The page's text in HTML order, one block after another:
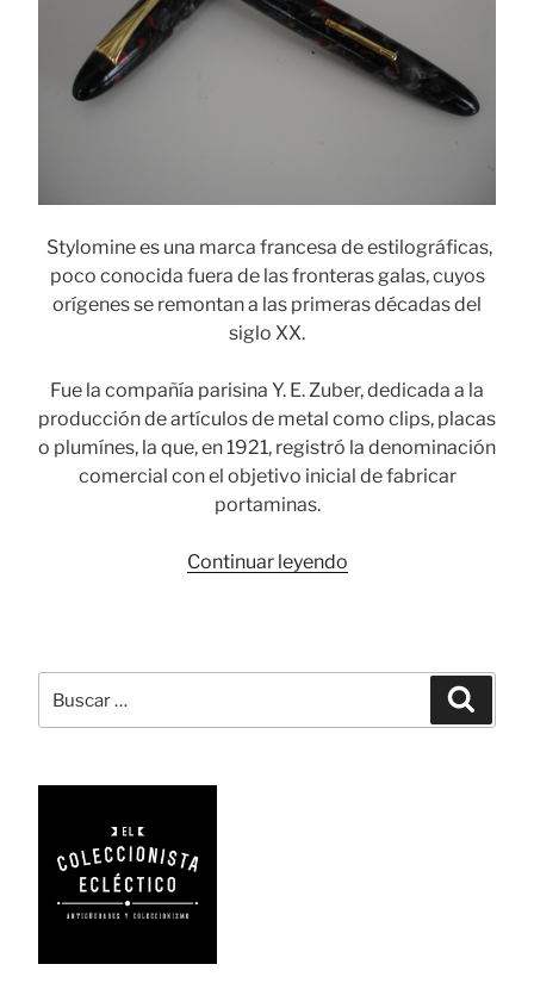
Stylomine es una marca francesa de estilográficas,
poco conocida fuera de las fronteras galas, cuyos
orígenes se remontan a las primeras décadas del
siglo XX.
Fue la compañía parisina Y. E. Zuber, dedicada a la
producción de artículos de metal como clips, placas
o plumínes, la que, en 1921, registró la denominación
comercial con el objetivo inicial de fabricar
portaminas.
Continuar leyendo«Stlylomine:
francesa»
por: